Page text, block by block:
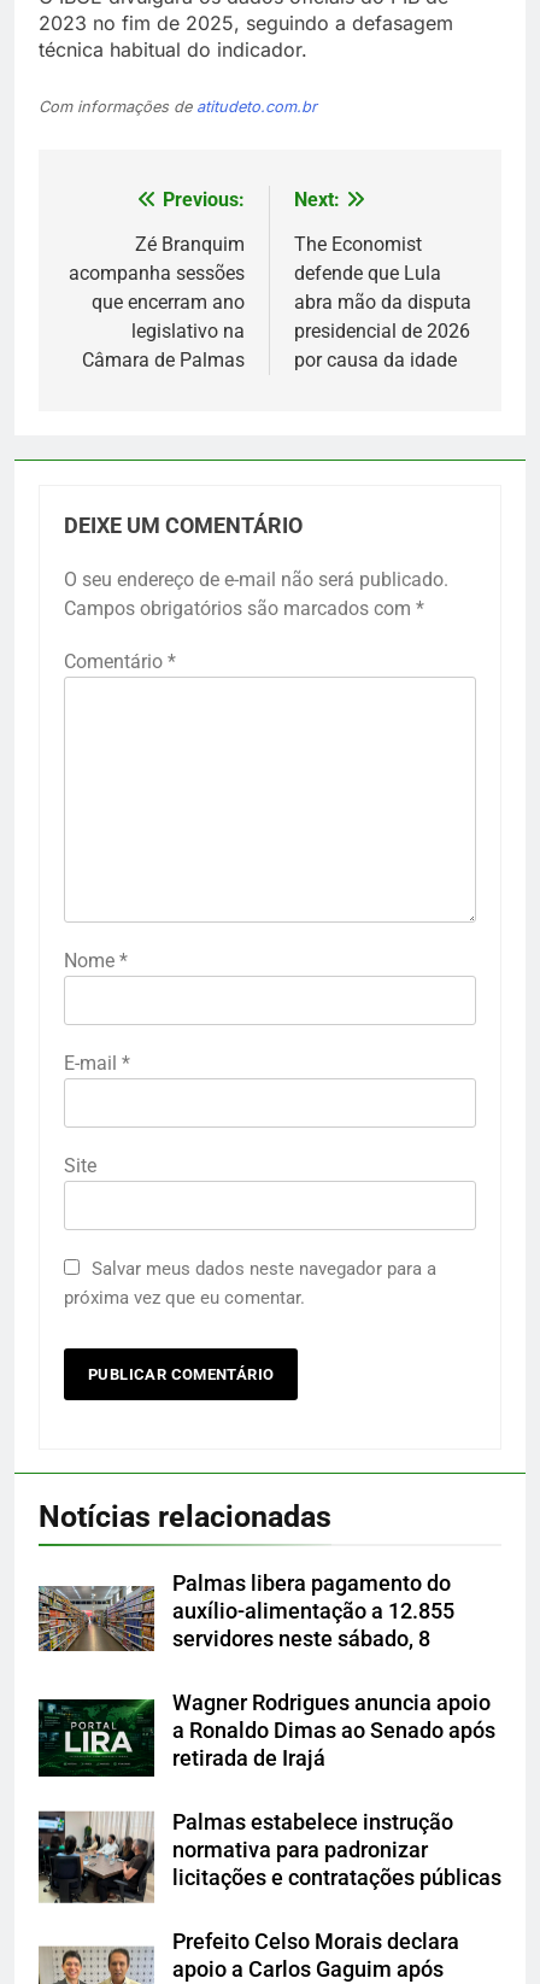
2023 no fim de 2025, seguindo a defasagem
técnica habitual do indicador.
Com informações de atitudeto.com.br
Navegação
Post
Previous:
Zé Branquim
acompanha sessões
que encerram ano
legislativo na
Câmara de Palmas
Next:
The Economist
defende que Lula
abra mão da disputa
presidencial de 2026
por causa da idade
DEIXE UM COMENTÁRIO
O seu endereço de e-mail não será publicado.
Campos obrigatórios são marcados com *
Comentário *
Nome *
E-mail *
Site
Salvar meus dados neste navegador para a
próxima vez que eu comentar.
Notícias relacionadas
Palmas libera pagamento do
auxílio-alimentação a 12.855
servidores neste sábado, 8
Wagner Rodrigues anuncia apoio
a Ronaldo Dimas ao Senado após
retirada de Irajá
Palmas estabelece instrução
normativa para padronizar
licitações e contratações públicas
Prefeito Celso Morais declara
apoio a Carlos Gaguim após